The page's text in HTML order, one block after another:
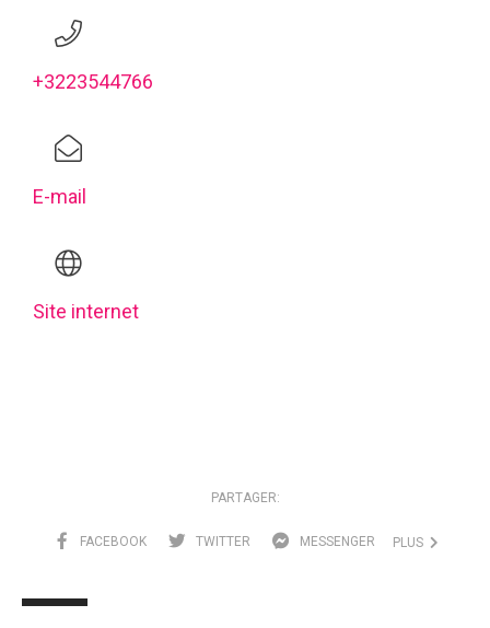
+3223544766
E-mail
Site internet
PARTAGER:
FACEBOOK TWITTER MESSENGER PLUS